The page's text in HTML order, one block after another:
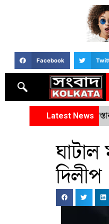
Facebook
Latest News
দিলীপ